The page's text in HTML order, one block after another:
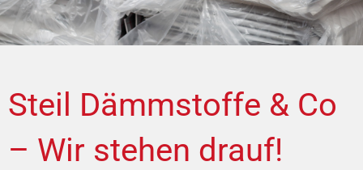
Steil Dämmstoffe & Co
– Wir stehen drauf!